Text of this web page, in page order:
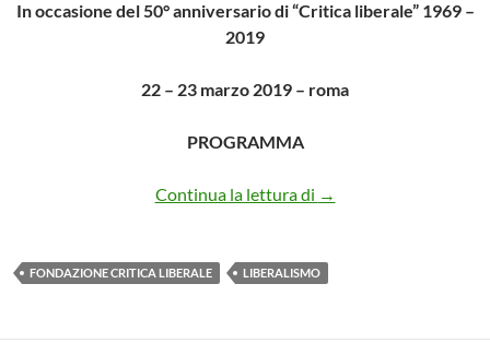
In occasione del 50° anniversario di “Critica liberale” 1969 –
2019
22 – 23 marzo 2019 – roma
PROGRAMMA
Continua la lettura di GLI STATI
→
FONDAZIONE CRITICA LIBERALE LIBERALISMO